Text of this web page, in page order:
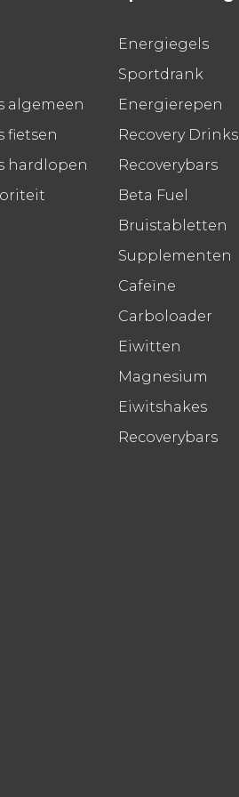
algemeen
fietsen
hardlopen
Energiegels
Sportdrank
Energierepen
Recovery Drinks
Recoverybars
Beta Fuel
Bruistabletten
Supplementen
Cafeïne
Carboloader
Eiwitten
Magnesium
Eiwitshakes
Recoverybars